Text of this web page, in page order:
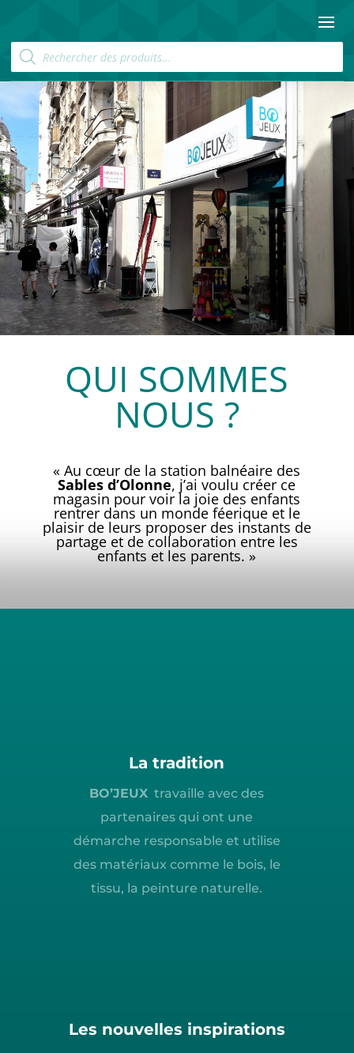
Recherche
de
produits
QUI SOMMES
NOUS ?
« Au cœur de la station balnéaire des
Sables d’Olonne, j’ai voulu créer ce
magasin pour voir la joie des enfants
rentrer dans un monde féerique et le
plaisir de leurs proposer des instants de
partage et de collaboration entre les
enfants et les parents. »
La tradition
BO’JEUX travaille avec des
partenaires qui ont une
démarche responsable et utilise
des matériaux comme le bois, le
tissu, la peinture naturelle.
Les nouvelles inspirations